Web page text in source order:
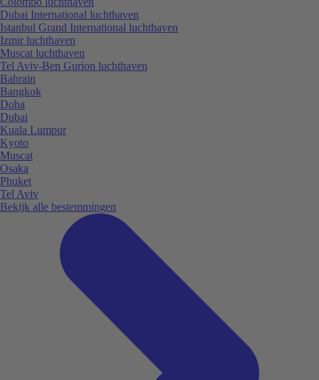
Dubai International luchthaven
Istanbul Grand International luchthaven
Izmir luchthaven
Muscat luchthaven
Tel Aviv-Ben Gurion luchthaven
Bahrain
Bangkok
Doha
Dubai
Kuala Lumpur
Kyoto
Muscat
Osaka
Phuket
Tel Aviv
Bekijk alle bestemmingen